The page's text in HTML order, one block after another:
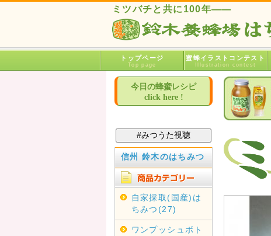
ミツバチと共に100年――
トップページ
Top page
蜜蜂イラストコンテスト
Illustration contest
今日の蜂蜜レシピ
click here !
信州 鈴木のはちみつ
自家採取(国産)は
ちみつ(27)
ワンプッシュボト